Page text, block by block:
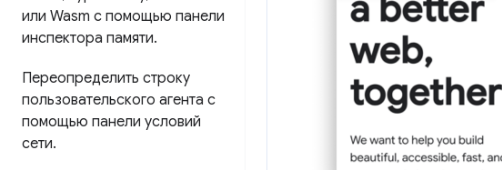
или Wasm с помощью панели
инспектора памяти.
Переопределить строку
пользовательского агента с
помощью панели условий
сети.